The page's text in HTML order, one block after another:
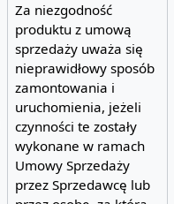
Za niezgodność
produktu z umową
sprzedaży uważa się
nieprawidłowy sposób
zamontowania i
uruchomienia, jeżeli
czynności te zostały
wykonane w ramach
Umowy Sprzedaży
przez Sprzedawcę lub